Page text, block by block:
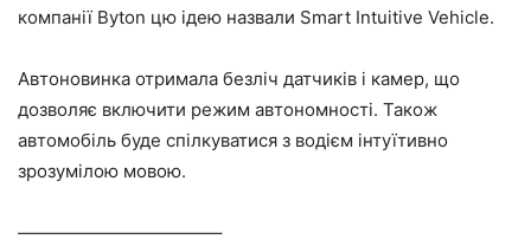
компанії Byton цю ідею назвали Smart Intuitive Vehicle.
Автоновинка отримала безліч датчиків і камер, що
дозволяє включити режим автономності. Також
автомобіль буде спілкуватися з водієм інтуїтивно
зрозумілою мовою.
———————————–